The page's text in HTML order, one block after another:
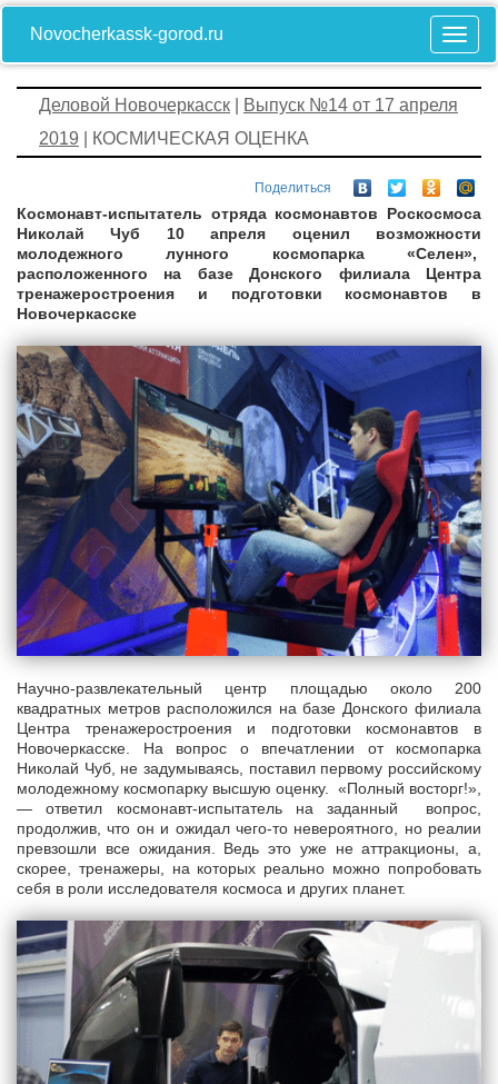
Novocherkassk-gorod.ru
Деловой Новочеркасск
Выпуск №14 от 17 апреля
2019 | КОСМИЧЕСКАЯ ОЦЕНКА
Поделиться
Космонавт-испытатель отряда космонавтов Роскосмоса
Николай Чуб 10 апреля оценил возможности
молодежного лунного космопарка «Селен»,
расположенного на базе Донского филиала Центра
тренажеростроения и подготовки космонавтов в
Новочеркасске
Научно-развлекательный центр площадью около 200
квадратных метров расположился на базе Донского филиала
Центра тренажеростроения и подготовки космонавтов в
Новочеркасске. На вопрос о впечатлении от космопарка
Николай Чуб, не задумываясь, поставил первому российскому
молодежному космопарку высшую оценку. «Полный восторг!»,
— ответил космонавт-испытатель на заданный вопрос,
продолжив, что он и ожидал чего-то невероятного, но реалии
превзошли все ожидания. Ведь это уже не аттракционы, а,
скорее, тренажеры, на которых реально можно попробовать
себя в роли исследователя космоса и других планет.